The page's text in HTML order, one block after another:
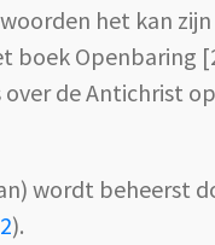
het kan
boek Openbaring
de Antichrist
wordt beheerst
).